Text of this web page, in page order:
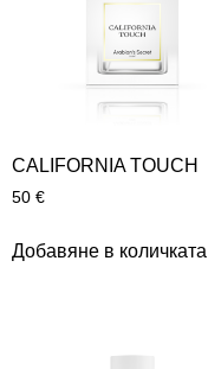
CALIFORNIA TOUCH
50 €
Добавяне в количката